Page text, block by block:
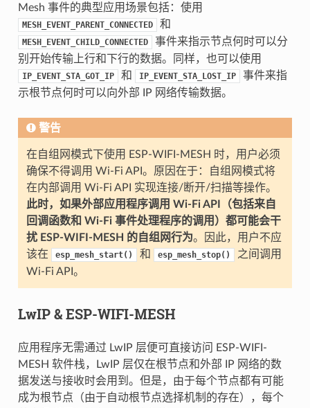
Mesh 事件的典型应用场景包括：使用
MESH_EVENT_PARENT_CONNECTED 和
MESH_EVENT_CHILD_CONNECTED
事件来指示节点何时可以分
别开始传输上行和下行的数据。同样，也可以使用
IP_EVENT_STA_GOT_IP 和 IP_EVENT_STA_LOST_IP
事件来指
示根节点何时可以向外部 IP 网络传输数据。
警告
在自组网模式下使用 ESP-WIFI-MESH 时，用户必须
确保不得调用 Wi-Fi API。原因在于：自组网模式将
在内部调用 Wi-Fi API 实现连接/断开/扫描等操作。
此时，如果外部应用程序调用 Wi-Fi API（包括来自
回调函数和 Wi-Fi 事件处理程序的调用）都可能会干
扰 ESP-WIFI-MESH 的自组网行为。因此，用户不应
该在
esp_mesh_start() 和 esp_mesh_stop()
之间调用
Wi-Fi API。
LwIP & ESP-WIFI-MESH
应用程序无需通过 LwIP 层便可直接访问 ESP-WIFI-
MESH 软件栈，LwIP 层仅在根节点和外部 IP 网络的数
据发送与接收时会用到。但是，由于每个节点都有可能
成为根节点（由于自动根节点选择机制的存在），每个